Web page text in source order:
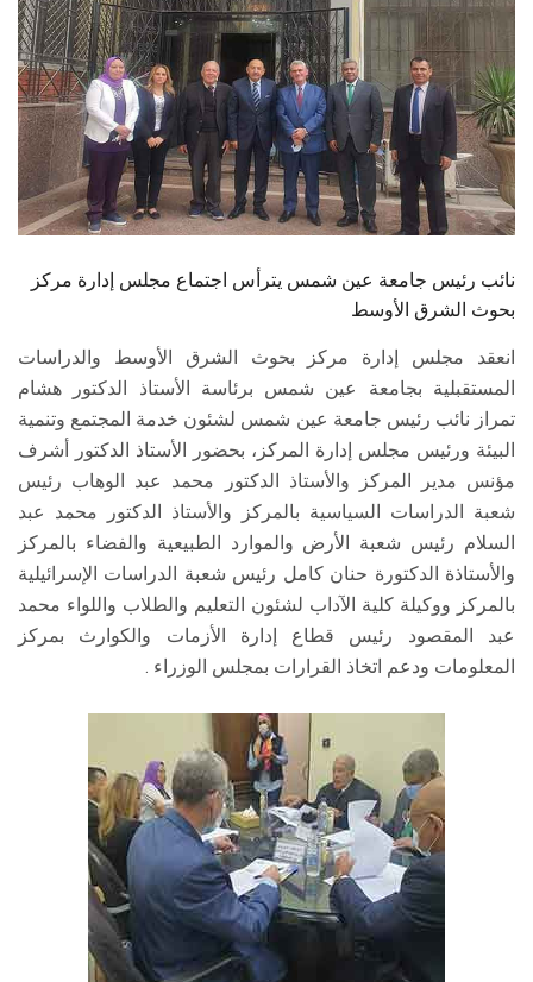
الدراسات العليا
الخريجين
الموظفون
الزائـرون
نائب رئيس جامعة عين شمس يترأس اجتماع مجلس إدارة مركز
بحوث الشرق الأوسط
انعقد مجلس إدارة مركز بحوث الشرق الأوسط والدراسات
المستقبلية بجامعة عين شمس برئاسة الأستاذ الدكتور هشام
تمراز نائب رئيس جامعة عين شمس لشئون خدمة المجتمع وتنمية
البيئة ورئيس مجلس إدارة المركز، بحضور الأستاذ الدكتور أشرف
مؤنس مدير المركز والأستاذ الدكتور محمد عبد الوهاب رئيس
شعبة الدراسات السياسية بالمركز والأستاذ الدكتور محمد عبد
السلام رئيس شعبة الأرض والموارد الطبيعية والفضاء بالمركز
والأستاذة الدكتورة حنان كامل رئيس شعبة الدراسات الإسرائيلية
بالمركز ووكيلة كلية الآداب لشئون التعليم والطلاب واللواء محمد
عبد المقصود رئيس قطاع إدارة الأزمات والكوارث بمركز
المعلومات ودعم اتخاذ القرارات بمجلس الوزراء .